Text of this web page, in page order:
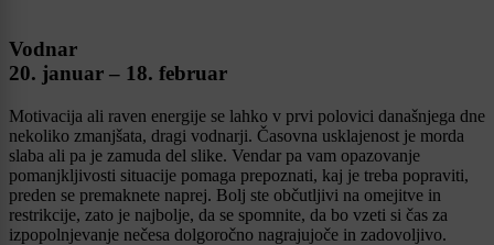
Vodnar
20. januar – 18. februar
Motivacija ali raven energije se lahko v prvi polovici današnjega dne
nekoliko zmanjšata, dragi vodnarji. Časovna usklajenost je morda
slaba ali pa je zamuda del slike. Vendar pa vam opazovanje
pomanjkljivosti situacije pomaga prepoznati, kaj je treba popraviti,
preden se premaknete naprej. Bolj ste občutljivi na omejitve in
restrikcije, zato je najbolje, da se spomnite, da bo vzeti si čas za
izpopolnjevanje nečesa dolgoročno nagrajujoče in zadovoljivo.